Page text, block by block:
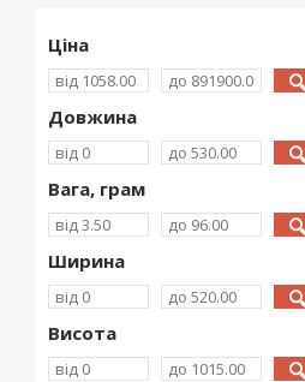
Ціна
Довжина
Вага, грам
Ширина
Висота